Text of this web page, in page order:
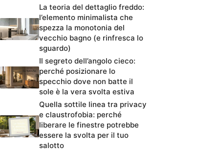
La teoria del dettaglio freddo:
l’elemento minimalista che
spezza la monotonia del
vecchio bagno (e rinfresca lo
sguardo)
Il segreto dell’angolo cieco:
perché posizionare lo
specchio dove non batte il
sole è la vera svolta estiva
Quella sottile linea tra privacy
e claustrofobia: perché
liberare le finestre potrebbe
essere la svolta per il tuo
salotto